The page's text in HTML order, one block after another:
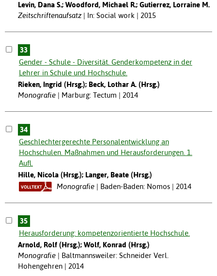
Levin, Dana S.; Woodford, Michael R.; Gutierrez, Lorraine M.
Zeitschriftenaufsatz
In: Social work | 2015
33
Gender - Schule - Diversität. Genderkompetenz in der
Lehrer in Schule und Hochschule.
Rieken, Ingrid (Hrsg.); Beck, Lothar A. (Hrsg.)
Monografie
Marburg: Tectum | 2014
34
Geschlechtergerechte Personalentwicklung an
Hochschulen. Maßnahmen und Herausforderungen. 1.
Aufl.
Hille, Nicola (Hrsg.); Langer, Beate (Hrsg.)
Monografie
Baden-Baden: Nomos | 2014
35
Herausforderung: kompetenzorientierte Hochschule.
Arnold, Rolf (Hrsg.); Wolf, Konrad (Hrsg.)
Monografie
Baltmannsweiler: Schneider Verl.
Hohengehren | 2014